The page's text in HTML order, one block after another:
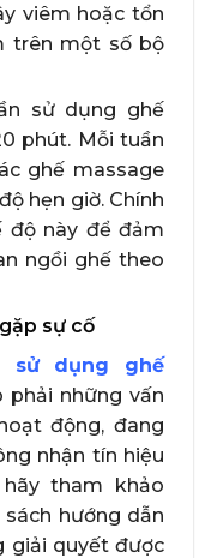
viêm hoặc tổn
trên một số bộ
sử dụng ghế
phút. Mỗi tuần
ghế massage
hẹn giờ. Chính
độ này để đảm
ngồi ghế theo
sự cố
sử dụng ghế
phải những vấn
động, đang
nhận tín hiệu
tham khảo
hướng dẫn
giải quyết được